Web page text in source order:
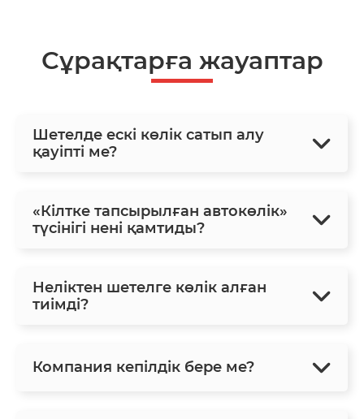
Сұрақтарға жауаптар
Шетелде ескі көлік сатып алу
қауіпті ме?
«Кілтке тапсырылған автокөлік»
түсінігі нені қамтиды?
Неліктен шетелге көлік алған
тиімді?
Компания кепілдік бере ме?